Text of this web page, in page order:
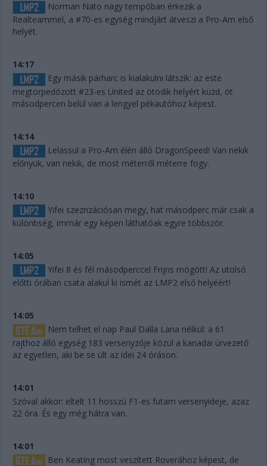
Norman Nato nagy tempóban érkezik a
Realteammel, a #70-es egység mindjárt átveszi a Pro-Am első
helyét.
14:17
Egy másik párharc is kialakulni látszik: az este
megtorpedózott #23-es United az ötödik helyért küzd, öt
másodpercen belül van a lengyel pékautóhoz képest.
14:14
Lelassul a Pro-Am élén álló DragonSpeed! Van nekik
előnyük, van nekik, de most méterről méterre fogy.
14:10
Yifei szeznzációsan megy, hat másodperc már csak a
különbség, immár egy képen láthatóak egyre többször.
14:05
Yifei 8 és fél másodperccel Frijns mögött! Az utolsó
előtti órában csata alakul ki ismét az LMP2 első helyéért!
14:05
Nem telhet el nap Paul Dalla Lana nélkül: a 61
rajthoz álló egység 183 versenyzője közül a kanadai úrvezető
az egyetlen, aki be se ült az idei 24 óráson.
14:01
Szóval akkor: eltelt 11 hosszú F1-es futam versenyideje, azaz
22 óra. És egy még hátra van.
14:01
Ben Keating most veszített Roverához képest, de